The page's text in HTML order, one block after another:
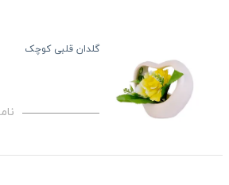
گلدان قلبی کوچک